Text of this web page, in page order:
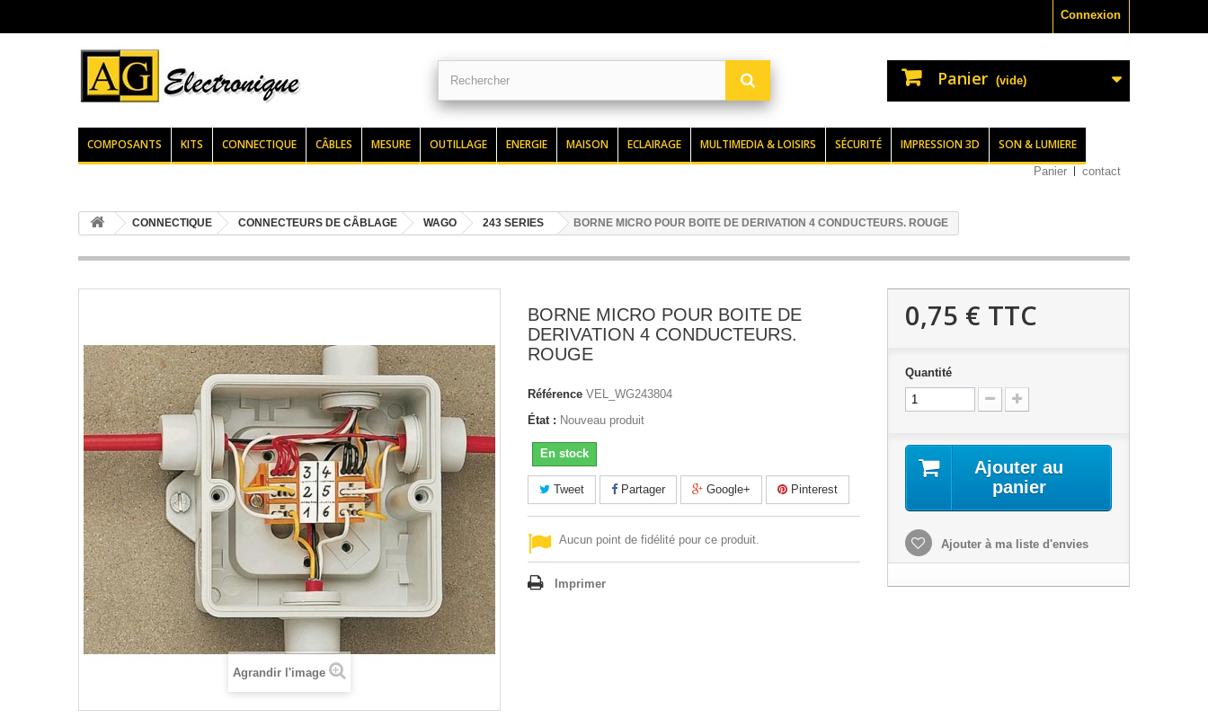
Connexion
Panier (vide)
COMPOSANTS KITS CONNECTIQUE CÂBLES MESURE OUTILLAGE ENERGIE MAISON ECLAIRAGE MULTIMEDIA & LOISIRS SÉCURITÉ IMPRESSION 3D SON & LUMIERE
Panier contact
CONNECTIQUE CONNECTEURS DE CÂBLAGE WAGO 243 SERIES BORNE MICRO POUR BOITE DE DERIVATION 4 CONDUCTEURS. ROUGE
Agrandir l'image
BORNE MICRO POUR BOITE DE
DERIVATION 4 CONDUCTEURS.
ROUGE
Référence VEL_WG243804
État : Nouveau produit
En stock
Tweet Partager Google+ Pinterest
Aucun point de fidélité pour ce produit.
Imprimer
0,75 € TTC
Quantité
Ajouter au
panier
Ajouter à ma liste d'envies